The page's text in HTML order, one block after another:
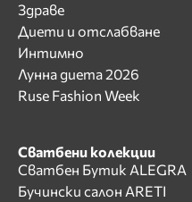
Здраве
Диети и отслабване
Интимно
Лунна диета 2026
Ruse Fashion Week
Сватбени колекции
Сватбен Бутик ALEGRA
Бучински салон ARETI